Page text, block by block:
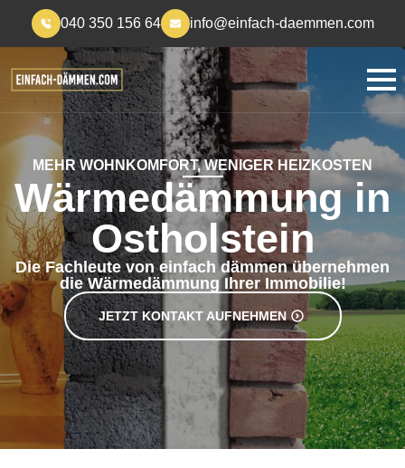
040 350 156 64 info@einfach-daemmen.com
MEHR WOHNKOMFORT, WENIGER HEIZKOSTEN
Wärmedämmung in
Ostholstein
Die Fachleute von einfach dämmen übernehmen
die Wärmedämmung Ihrer Immobilie!
JETZT KONTAKT AUFNEHMEN